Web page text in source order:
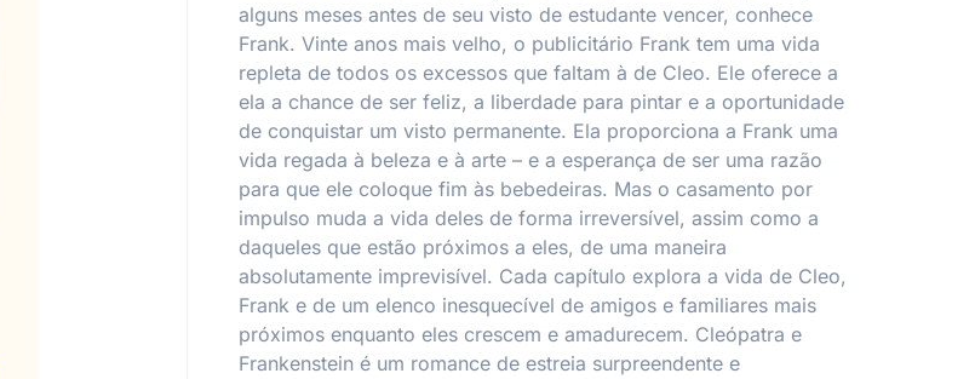
alguns meses antes de seu visto de estudante vencer, conhece
Frank. Vinte anos mais velho, o publicitário Frank tem uma vida
repleta de todos os excessos que faltam à de Cleo. Ele oferece a
ela a chance de ser feliz, a liberdade para pintar e a oportunidade
de conquistar um visto permanente. Ela proporciona a Frank uma
vida regada à beleza e à arte – e a esperança de ser uma razão
para que ele coloque fim às bebedeiras. Mas o casamento por
impulso muda a vida deles de forma irreversível, assim como a
daqueles que estão próximos a eles, de uma maneira
absolutamente imprevisível. Cada capítulo explora a vida de Cleo,
Frank e de um elenco inesquecível de amigos e familiares mais
próximos enquanto eles crescem e amadurecem. Cleópatra e
Frankenstein é um romance de estreia surpreendente e